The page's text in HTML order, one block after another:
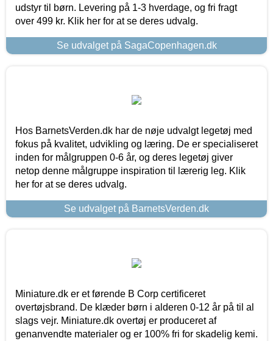
udstyr til børn. Levering på 1-3 hverdage, og fri fragt
over 499 kr. Klik her for at se deres udvalg.
Se udvalget på SagaCopenhagen.dk
Hos BarnetsVerden.dk har de nøje udvalgt legetøj med
fokus på kvalitet, udvikling og læring. De er specialiseret
inden for målgruppen 0-6 år, og deres legetøj giver
netop denne målgruppe inspiration til lærerig leg. Klik
her for at se deres udvalg.
Se udvalget på BarnetsVerden.dk
Miniature.dk er et førende B Corp certificeret
overtøjsbrand. De klæder børn i alderen 0-12 år på til al
slags vejr. Miniature.dk overtøj er produceret af
genanvendte materialer og er 100% fri for skadelig kemi.